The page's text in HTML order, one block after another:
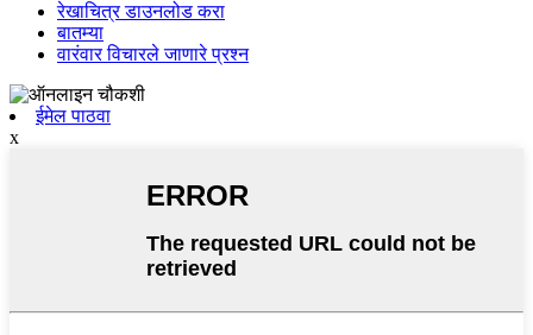
रेखाचित्र डाउनलोड करा
बातम्या
वारंवार विचारले जाणारे प्रश्न
ईमेल पाठवा
x